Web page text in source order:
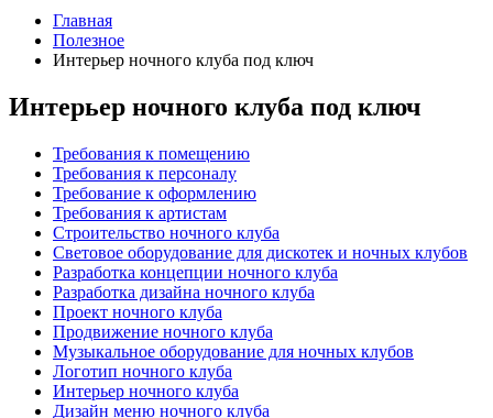
Главная
Полезное
Интерьер ночного клуба под ключ
Интерьер ночного клуба под ключ
Требования к помещению
Требования к персоналу
Требование к оформлению
Требования к артистам
Строительство ночного клуба
Световое оборудование для дискотек и ночных клубов
Разработка концепции ночного клуба
Разработка дизайна ночного клуба
Проект ночного клуба
Продвижение ночного клуба
Музыкальное оборудование для ночных клубов
Логотип ночного клуба
Интерьер ночного клуба
Дизайн меню ночного клуба